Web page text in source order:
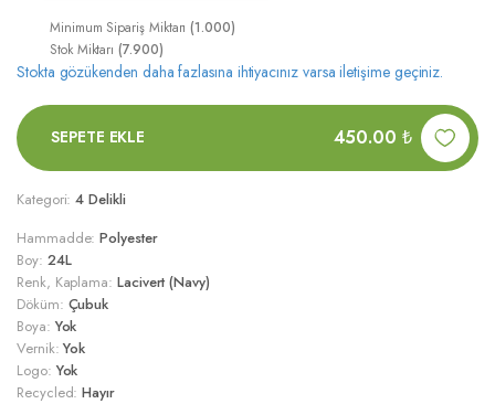
Minimum Sipariş Miktarı(1.000)
Stok Miktarı(7.900)
Stokta gözükenden daha fazlasına ihtiyacınız varsa iletişime geçiniz.
SEPETE EKLE 450.00 ₺
Kategori:4 Delikli
Hammadde:Polyester
Boy: 24L
Renk, Kaplama: Lacivert (Navy)
Döküm: Çubuk
Boya:Yok
Vernik:Yok
Logo:Yok
Recycled:Hayır